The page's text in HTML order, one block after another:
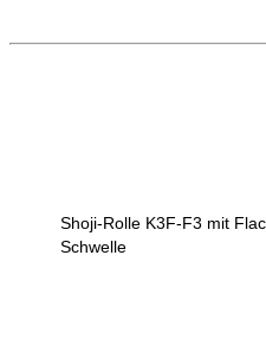
Shoji-Rolle K3F-F3 mit
Schwelle